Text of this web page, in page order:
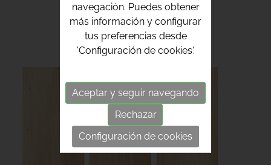
navegación. Puedes obtener
más información y configurar
tus preferencias desde
'Configuración de cookies'.
Aceptar y seguir navegando
Rechazar
Configuración de cookies